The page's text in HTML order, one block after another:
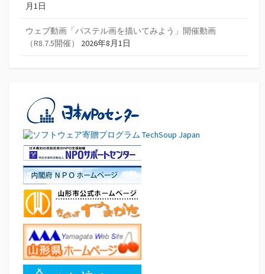
月1日
ウェブ動画「パステル画を描いてみよう」開催動画
（R8.7.5開催）
2026年8月1日